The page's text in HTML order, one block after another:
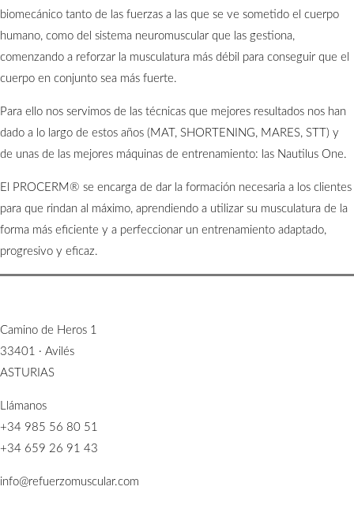
biomecánico tanto de las fuerzas a las que se ve sometido el cuerpo
humano, como del sistema neuromuscular que las gestiona,
comenzando a reforzar la musculatura más débil para conseguir que el
cuerpo en conjunto sea más fuerte.
Para ello nos servimos de las técnicas que mejores resultados nos han
dado a lo largo de estos años (MAT, SHORTENING, MARES, STT) y
de unas de las mejores máquinas de entrenamiento: las Nautilus One.
El PROCERM® se encarga de dar la formación necesaria a los clientes
para que rindan al máximo, aprendiendo a utilizar su musculatura de la
forma más eficiente y a perfeccionar un entrenamiento adaptado,
progresivo y eficaz.
Camino de Heros 1
33401 · Avilés
ASTURIAS
Llámanos
+34 985 56 80 51
+34 659 26 91 43
info@refuerzomuscular.com